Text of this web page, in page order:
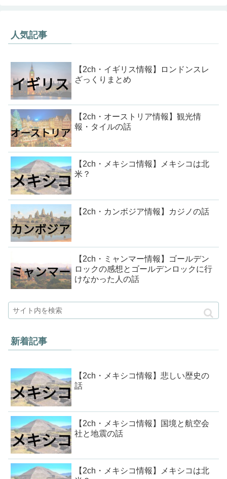
人気記事
【2ch・イギリス情報】ロンドンスレ
ざっくりまとめ
【2ch・オーストリア情報】観光情
報・タイルの話
【2ch・メキシコ情報】メキシコは北
米？
【2ch・カンボジア情報】カジノの話
【2ch・ミャンマー情報】ゴールデン
ロックの感想とゴールデンロックに行
けなかった人の話
新着記事
【2ch・メキシコ情報】悲しい歴史の
話
【2ch・メキシコ情報】国境と航空会
社と地震の話
【2ch・メキシコ情報】メキシコは北